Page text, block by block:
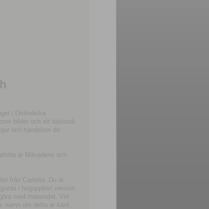
i Ostindiska
bilder och ett bibliotek
och händelser de
är Månadens och
från Carlotta. Du är
i högupplöst version
med materialet. Vid
namn om detta är känt,